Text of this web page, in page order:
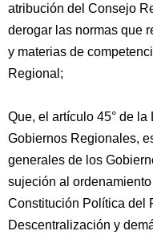
atribución del Consejo
derogar las normas que
y materias de
Regional;
Que, el artículo 45° de
Gobiernos Regionales,
generales de los
sujeción al
Constitución Política del
Descentralización y